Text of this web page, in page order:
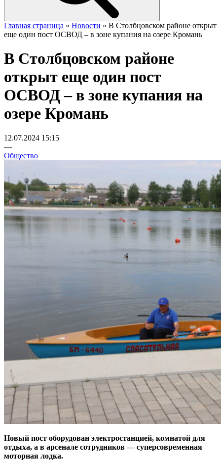
Главная страница » Новости » В Столбцовском районе открыт
еще один пост ОСВОД – в зоне купания на озере Кромань
В Столбцовском районе
открыт еще один пост
ОСВОД – в зоне купания на
озере Кромань
12.07.2024 15:15
—
Общество
Новый пост оборудован электростанцией, комнатой для
отдыха, а в арсенале сотрудников — суперсовременная
моторная лодка.